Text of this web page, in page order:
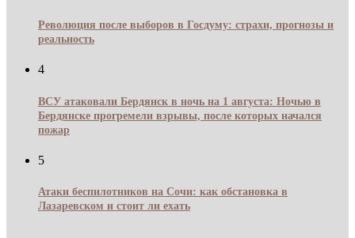
Революция после выборов в Госдуму: страхи, прогнозы и
реальность
4
ВСУ атаковали Бердянск в ночь на 1 августа: Ночью в
Бердянске прогремели взрывы, после которых начался
пожар
5
Атаки беспилотников на Сочи: как обстановка в
Лазаревском и стоит ли ехать